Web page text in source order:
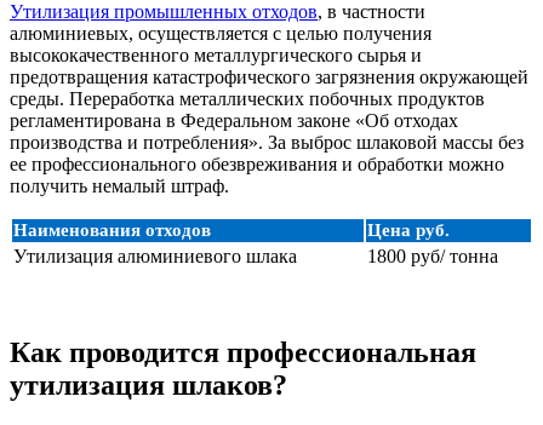
Утилизация промышленных отходов, в частности
алюминиевых, осуществляется с целью получения
высококачественного металлургического сырья и
предотвращения катастрофического загрязнения окружающей
среды. Переработка металлических побочных продуктов
регламентирована в Федеральном законе «Об отходах
производства и потребления». За выброс шлаковой массы без
ее профессионального обезвреживания и обработки можно
получить немалый штраф.
Наименования отходов Цена руб.
Утилизация алюминиевого шлака 1800 руб/ тонна
Как проводится профессиональная
утилизация шлаков?